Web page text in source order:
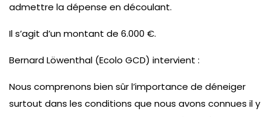
admettre la dépense en découlant.
Il s’agit d’un montant de 6.000 €.
Bernard Löwenthal (Ecolo GCD) intervient :
Nous comprenons bien sûr l’importance de déneiger
surtout dans les conditions que nous avons connues il y